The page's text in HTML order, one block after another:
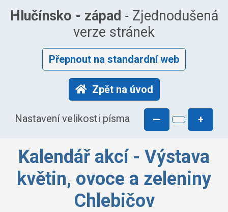
Hlučínsko - západ - Zjednodušená
verze stránek
Přepnout na standardní web
Zpět na úvod
Nastavení velikosti písma — +
Kalendář akcí - Výstava
květin, ovoce a zeleniny
Chlebičov